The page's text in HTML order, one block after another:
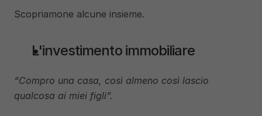
Scopriamone alcune insieme.
L'investimento immobiliare
“Compro una casa, così almeno così lascio
qualcosa ai miei figli”.